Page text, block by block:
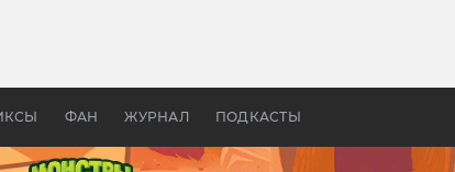
ФАН ЖУРНАЛ ПОДКАСТЫ
бы «Властелина колец»